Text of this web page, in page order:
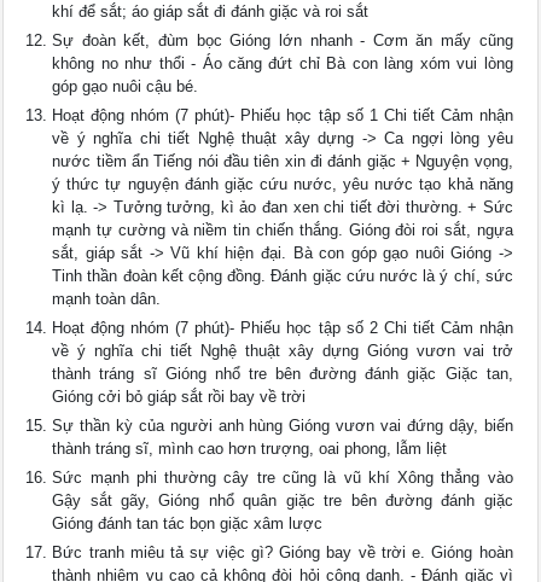
khí để sắt; áo giáp sắt đi đánh giặc và roi sắt
Sự đoàn kết, đùm bọc Gióng lớn nhanh - Cơm ăn mấy cũng
không no như thổi - Áo căng đứt chỉ Bà con làng xóm vui lòng
góp gạo nuôi cậu bé.
Hoạt động nhóm (7 phút)- Phiếu học tập số 1 Chi tiết Cảm nhận
về ý nghĩa chi tiết Nghệ thuật xây dựng -> Ca ngợi lòng yêu
nước tiềm ẩn Tiếng nói đầu tiên xin đi đánh giặc + Nguyện vọng,
ý thức tự nguyện đánh giặc cứu nước, yêu nước tạo khả năng
kì lạ. -> Tưởng tưởng, kì ảo đan xen chi tiết đời thường. + Sức
mạnh tự cường và niềm tin chiến thắng. Gióng đòi roi sắt, ngựa
sắt, giáp sắt -> Vũ khí hiện đại. Bà con góp gạo nuôi Gióng ->
Tinh thần đoàn kết cộng đồng. Đánh giặc cứu nước là ý chí, sức
mạnh toàn dân.
Hoạt động nhóm (7 phút)- Phiếu học tập số 2 Chi tiết Cảm nhận
về ý nghĩa chi tiết Nghệ thuật xây dựng Gióng vươn vai trở
thành tráng sĩ Gióng nhổ tre bên đường đánh giặc Giặc tan,
Gióng cởi bỏ giáp sắt rồi bay về trời
Sự thần kỳ của người anh hùng Gióng vươn vai đứng dậy, biến
thành tráng sĩ, mình cao hơn trượng, oai phong, lẫm liệt
Sức mạnh phi thường cây tre cũng là vũ khí Xông thẳng vào
Gậy sắt gãy, Gióng nhổ quân giặc tre bên đường đánh giặc
Gióng đánh tan tác bọn giặc xâm lược
Bức tranh miêu tả sự việc gì? Gióng bay về trời e. Gióng hoàn
thành nhiệm vụ cao cả không đòi hỏi công danh. - Đánh giặc vì